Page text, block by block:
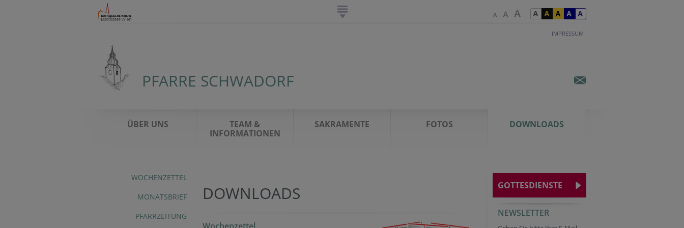
IMPRESSUM
PFARRE SCHWADORF
ÜBER UNS
TEAM &
INFORMATIONEN
SAKRAMENTE FOTOS DOWNLOADS
WOCHENZETTEL
MONATSBRIEF
PFARRZEITUNG
DOWNLOADS GOTTESDIENSTE
Reference
Homepage
Reference
Homepage
Security token
NEWSLETTER